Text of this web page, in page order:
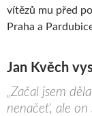
vítězů mu před
Praha a
Jan Kvěch
„Začal jsem
nenačet‘, ale